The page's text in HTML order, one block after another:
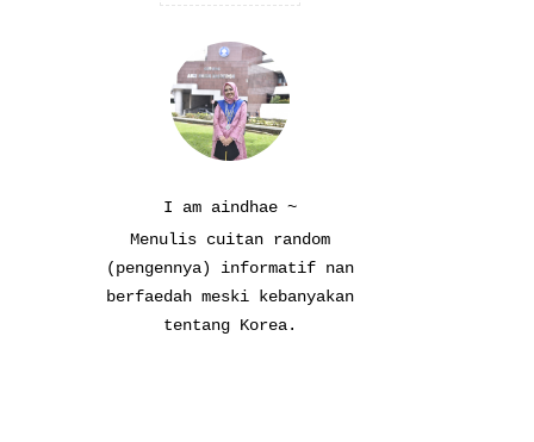
I am aindhae ~
Menulis cuitan random
(pengennya) informatif nan
berfaedah meski kebanyakan
tentang Korea.